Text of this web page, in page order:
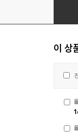
올리
이 상